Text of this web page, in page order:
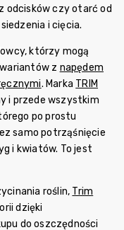
odcisków czy otarć od
i cięcia.
którzy mogą
z napędem
. Marka TRIM
i przede wszystkim
po prostu
samo potrząśnięcie
i kwiatów. To jest
roślin, Trim
dzięki
do oszczędności